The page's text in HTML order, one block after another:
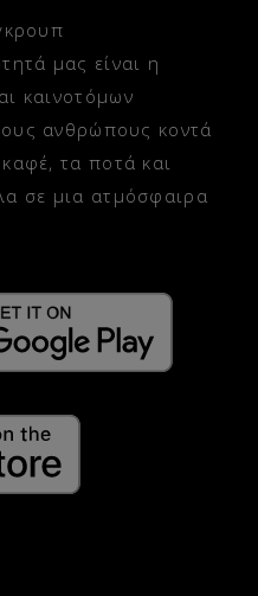
μας είναι η
καινοτόμων
ανθρώπους κοντά
τα ποτά και
σε μια ατμόσφαιρα